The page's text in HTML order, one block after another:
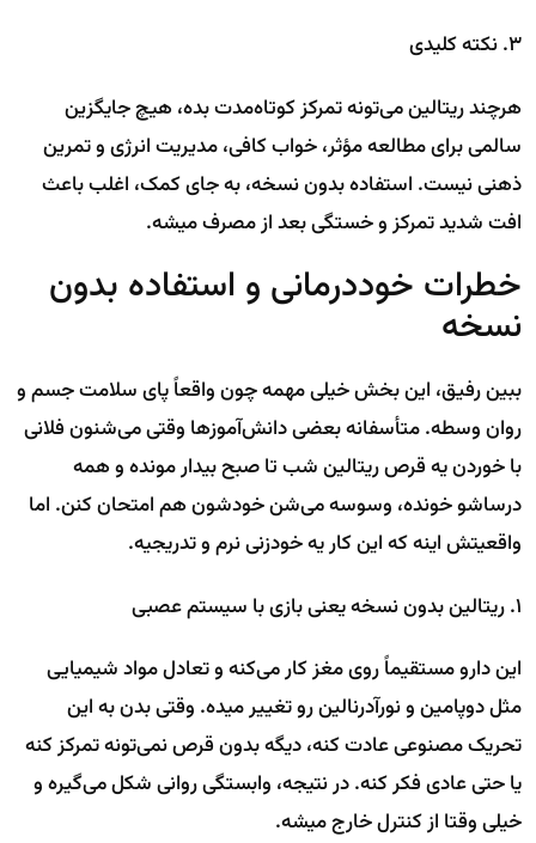
۳. نکته کلیدی
هرچند ریتالین می‌تونه تمرکز کوتاه‌مدت بده، هیچ جایگزین
سالمی برای مطالعه مؤثر، خواب کافی، مدیریت انرژی و تمرین
ذهنی نیست. استفاده بدون نسخه، به جای کمک، اغلب باعث
افت شدید تمرکز و خستگی بعد از مصرف میشه.
خطرات خوددرمانی و استفاده بدون
نسخه
ببین رفیق، این بخش خیلی مهمه چون واقعاً پای سلامت جسم و
روان وسطه. متأسفانه بعضی دانش‌آموزها وقتی می‌شنون فلانی
با خوردن یه قرص ریتالین شب تا صبح بیدار مونده و همه
درساشو خونده، وسوسه می‌شن خودشون هم امتحان کنن. اما
واقعیتش اینه که این کار یه خودزنی نرم و تدریجیه.
۱. ریتالین بدون نسخه یعنی بازی با سیستم عصبی
این دارو مستقیماً روی مغز کار می‌کنه و تعادل مواد شیمیایی
مثل دوپامین و نورآدرنالین رو تغییر میده. وقتی بدن به این
تحریک مصنوعی عادت کنه، دیگه بدون قرص نمی‌تونه تمرکز کنه
یا حتی عادی فکر کنه. در نتیجه، وابستگی روانی شکل می‌گیره و
خیلی وقتا از کنترل خارج میشه.